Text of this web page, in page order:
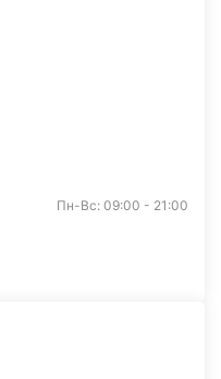
Пн-Вс: 09:00 - 21:00